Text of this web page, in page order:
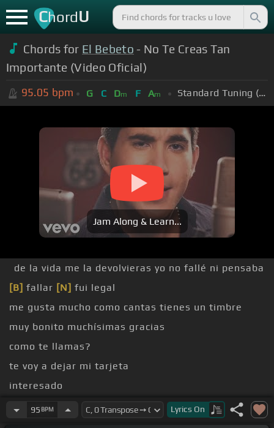
ChordU
Chords for El Bebeto - No Te Creas Tan
Importante (Video Oficial)
95.05 bpm G C Dm F Am Standard Tuning (EADGBE)
Jam Along & Learn...
de la vida me la devolvieras yo no fallé ni pensaba
[B] fallar [N] fui legal
me gusta mucho como cantas tienes un timbre
muy bonito muchísimas gracias
como te llamas?
te voy a dejar mi tarjeta
interesado
ya[C] me dijeron que estas hablando mal de mi
burlas porque según te ando rondando
95 BPM Lyrics On